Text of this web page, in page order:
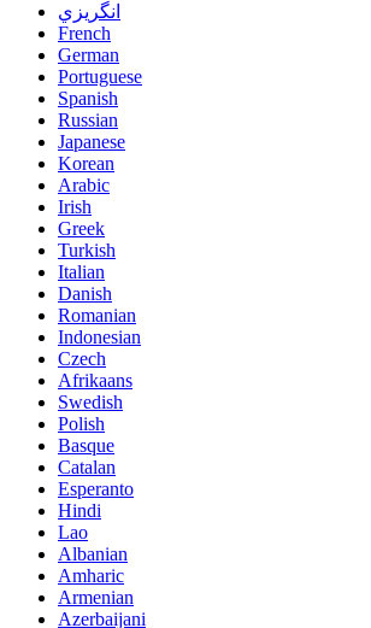
انگريزي
French
German
Portuguese
Spanish
Russian
Japanese
Korean
Arabic
Irish
Greek
Turkish
Italian
Danish
Romanian
Indonesian
Czech
Afrikaans
Swedish
Polish
Basque
Catalan
Esperanto
Hindi
Lao
Albanian
Amharic
Armenian
Azerbaijani